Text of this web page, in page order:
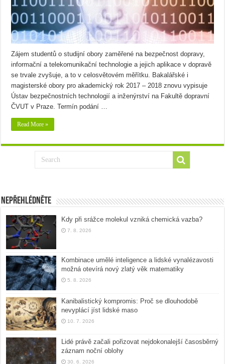
Zájem studentů o studijní obory zaměřené na bezpečnost dopravy,
informační a telekomunikační technologie a jejich aplikace v dopravě
se trvale zvyšuje, a to v celosvětovém měřítku. Bakalářské i
magisterské obory pro akademický rok 2017 – 2018 znovu vypisuje
Ústav bezpečnostních technologií a inženýrství na Fakultě dopravní
ČVUT v Praze. Termín podání …
Read More »
Nepřehlédněte
Kdy při srážce molekul vzniká chemická vazba?
7. 8. 2026
Kombinace umělé inteligence a lidské vynalézavosti
možná otevírá nový zlatý věk matematiky
5. 8. 2026
Kanibalistický kompromis: Proč se dlouhodobě
nevyplácí jíst lidské maso
10. 7. 2026
Lidé právě začali pořizovat nejdokonalejší časosběrný
záznam noční oblohy
30. 6. 2026